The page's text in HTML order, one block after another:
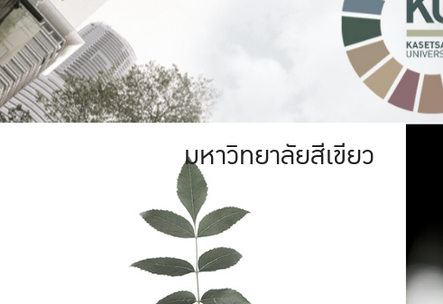
มหาวิทยาลัยสีเขียว